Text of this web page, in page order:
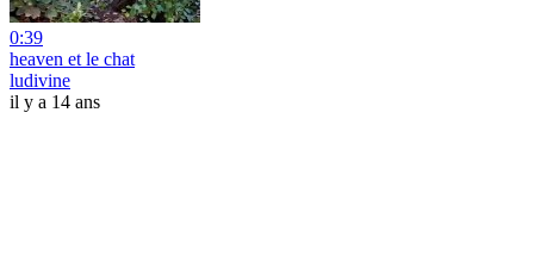
0:39
heaven et le chat
ludivine
il y a 14 ans